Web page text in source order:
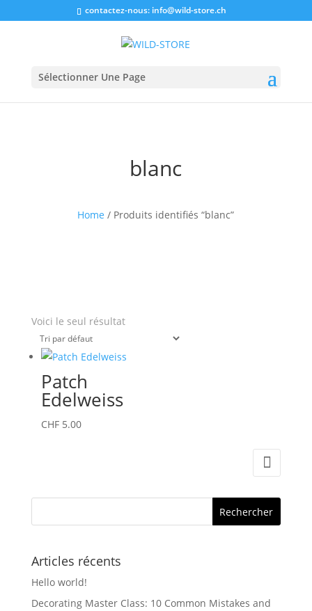
contactez-nous: info@wild-store.ch
Sélectionner Une Page
blanc
Home / Produits identifiés “blanc”
Voici le seul résultat
Patch
Edelweiss
CHF5.00
Articles récents
Hello world!
Decorating Master Class: 10 Common Mistakes and